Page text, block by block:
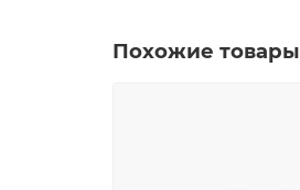
Похожие товары